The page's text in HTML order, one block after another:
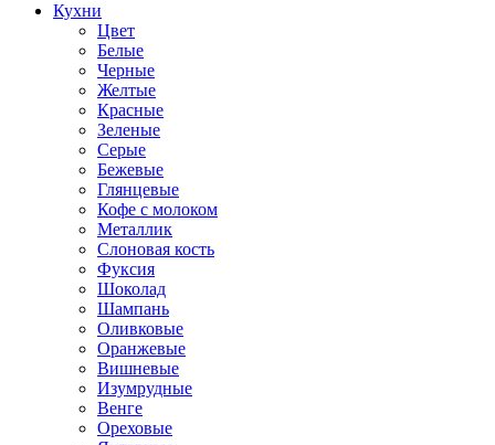
Кухни
Цвет
Белые
Черные
Желтые
Красные
Зеленые
Серые
Бежевые
Глянцевые
Кофе с молоком
Металлик
Слоновая кость
Фуксия
Шоколад
Шампань
Оливковые
Оранжевые
Вишневые
Изумрудные
Венге
Ореховые